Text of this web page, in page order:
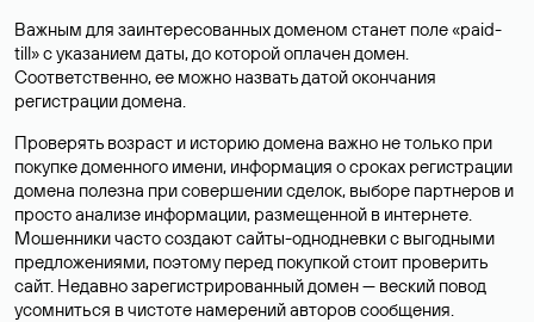
Важным для заинтересованных доменом станет поле «paid-
till» с указанием даты, до которой оплачен домен.
Соответственно, ее можно назвать датой окончания
регистрации домена.
Проверять возраст и историю домена важно не только при
покупке доменного имени, информация о сроках регистрации
домена полезна при совершении сделок, выборе партнеров и
просто анализе информации, размещенной в интернете.
Мошенники часто создают сайты-однодневки с выгодными
предложениями, поэтому перед покупкой стоит проверить
сайт. Недавно зарегистрированный домен — веский повод
усомниться в чистоте намерений авторов сообщения.